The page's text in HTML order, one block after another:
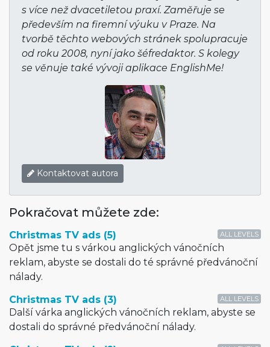
s více než dvacetiletou praxí. Zaměřuje se
především na firemní výuku v Praze. Na
tvorbě těchto webových stránek spolupracuje
od roku 2008, nyní jako šéfredaktor. S kolegy
se věnuje také vývoji aplikace EnglishMe!
Kontaktovat autora
Pokračovat můžete zde:
ALL LEVELS
Christmas TV ads (5)
Opět jsme tu s várkou anglických vánočních
reklam, abyste se dostali do té správné předvánoční
nálady.
ALL LEVELS
Christmas TV ads (3)
Další várka anglických vánočních reklam, abyste se
dostali do správné předvánoční nálady.